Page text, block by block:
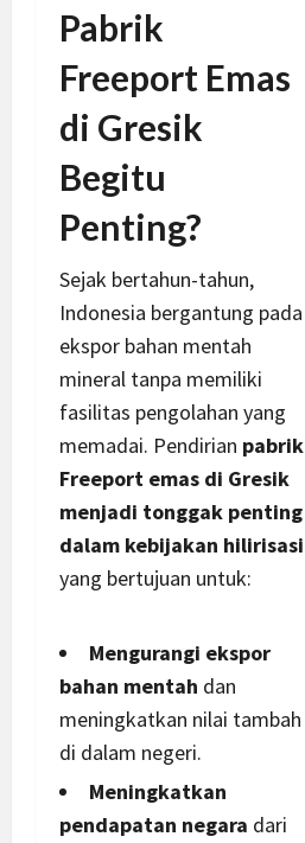
Pabrik
Freeport Emas
di Gresik
Begitu
Penting?
Sejak bertahun-tahun,
Indonesia bergantung pada
ekspor bahan mentah
mineral tanpa memiliki
fasilitas pengolahan yang
memadai. Pendirian pabrik
Freeport emas di Gresik
menjadi tonggak penting
dalam kebijakan hilirisasi
yang bertujuan untuk:
Mengurangi ekspor
bahan mentah dan
meningkatkan nilai tambah
di dalam negeri.
Meningkatkan
pendapatan negara dari